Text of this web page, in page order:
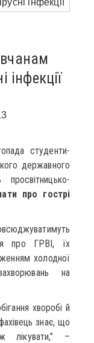
інфекції
студенти-
державного
про гострі
про ГРВІ, їх
холодної
на
хворобі й
знає, що
лікувати,” –